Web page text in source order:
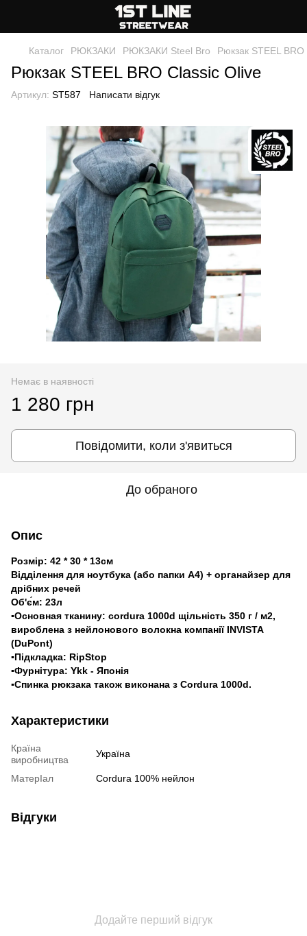
Каталог РЮКЗАКИ РЮКЗАКИ Steel Bro Рюкзак STEЕL
Рюкзак STEЕL BRO Classic Olive
Артикул: ST587 Написати відгук
Немає в наявності
1 280 грн
Повідомити, коли з'явиться
До обраного
Опис
Розмір: 42 * 30 * 13см
Відділення для ноутбука (або папки А4) + органайзер для
дрібних речей
Об'є́м: 23л
▪Основная тканину: cordura 1000d щільність 350 г / м2,
вироблена з нейлонового волокна компанії INVISTA
(DuPont)
▪Підкладка: RipStop
▪Фурнітура: Ykk - Японія
▪Спинка рюкзака також виконана з Cordura 1000d.
Характеристики
Країна
виробництва
Україна
МатерІал Cordura 100% нейлон
Відгуки
Додайте перший відгук